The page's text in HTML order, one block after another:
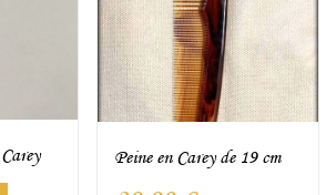
Peine en Carey de 19 cm